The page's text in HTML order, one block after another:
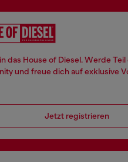
das House of Diesel. Werde
und freue dich auf exklusive
Jetzt registrieren